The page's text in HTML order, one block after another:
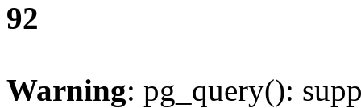
92
Warning: pg_query():